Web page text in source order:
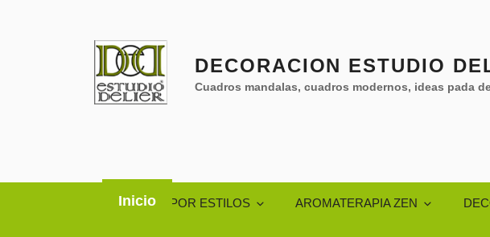
DECORACION ESTUDIO
Cuadros mandalas, cuadros modernos, ideas pada
Inicio
CUADROS POR ESTILOS AROMATERAPIA ZEN